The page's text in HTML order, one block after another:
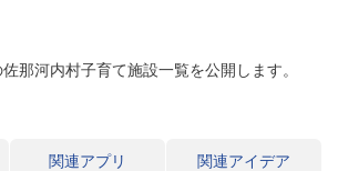
那河内村子育て施設一覧を公開します。
関連アプリ 関連アイデア